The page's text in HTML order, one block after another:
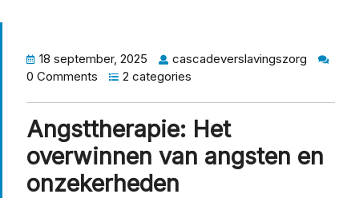
18 september, 2025
cascadeverslavingszorg
0 Comments
2 categories
Angsttherapie: Het
overwinnen van angsten en
onzekerheden